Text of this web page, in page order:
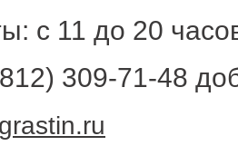
с 11 до 20
309-71-48